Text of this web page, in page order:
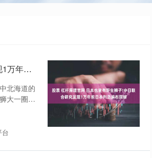
股票 杠杆原理官网 日本也曾有野生狮子!中日联合研究发现1万年前日本列岛遍布洞狮
北海道的
大一圈